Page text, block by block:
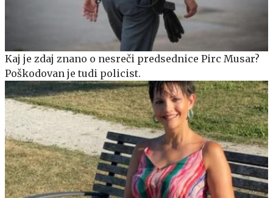
Kaj je zdaj znano o nesreči predsednice Pirc Musar?
Poškodovan je tudi policist.